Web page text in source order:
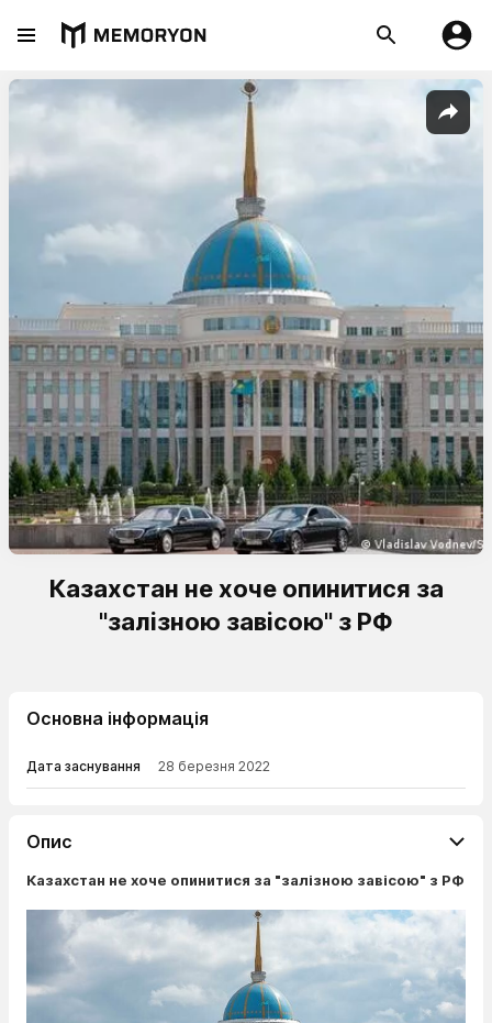
Казахстан не хоче опинитися за
"залізною завісою" з РФ
Основна інформація
Дата заснування 28 березня 2022
Опис
Казахстан не хоче опинитися за "залізною завісою" з РФ